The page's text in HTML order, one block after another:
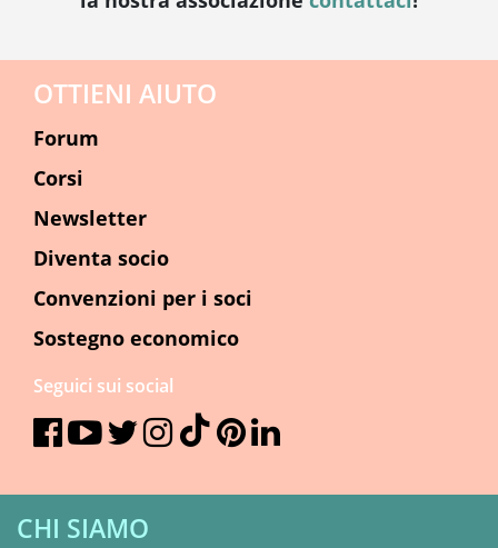
CHI SIAMO
OTTIENI AIUTO
Forum
Corsi
Newsletter
Diventa socio
Convenzioni per i soci
Sostegno economico
Seguici sui social